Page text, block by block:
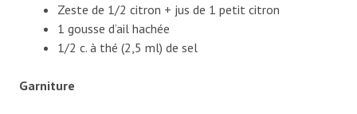
Zeste de 1/2 citron + jus de 1 petit citron
1 gousse d’ail hachée
1/2 c. à thé (2,5 ml) de sel
Garniture